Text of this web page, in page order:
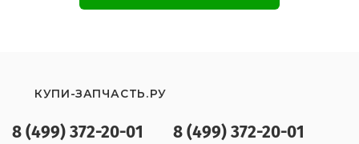
8 (499) 372-20-01 8 (499) 372-20-01
КУПИ-ЗАПЧАСТЬ.РУ